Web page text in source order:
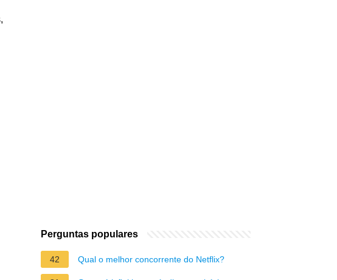
Perguntas populares
42 Qual o melhor concorrente do Netflix?